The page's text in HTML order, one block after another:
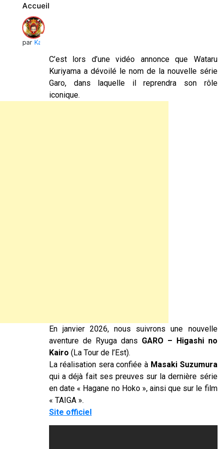
Accueil
par Kai
C’est lors d’une vidéo annonce que Wataru
Kuriyama a dévoilé le nom de la nouvelle série
Garo, dans laquelle il reprendra son rôle
iconique.
En janvier 2026, nous suivrons une nouvelle
aventure de Ryuga dans GARO – Higashi no
Kairo (La Tour de l’Est).
La réalisation sera confiée à Masaki Suzumura
qui a déjà fait ses preuves sur la dernière série
en date « Hagane no Hoko », ainsi que sur le film
« TAIGA ».
Site officiel